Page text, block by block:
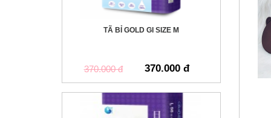
TÃ BỈ GOLD GI SIZE M
370.000 đ 370.000 đ